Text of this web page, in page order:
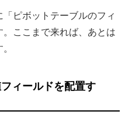
ピボットテーブルのフィ
ここまで来れば、あとは
ィールドを配置す